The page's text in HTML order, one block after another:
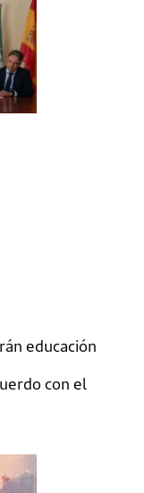
educación
con el